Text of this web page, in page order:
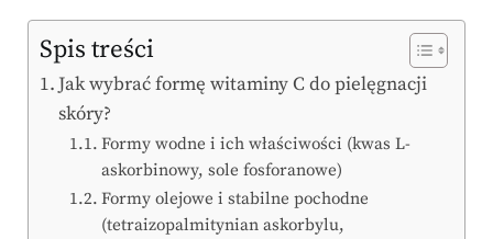
Spis treści
Jak wybrać formę witaminy C do pielęgnacji
skóry?
Formy wodne i ich właściwości (kwas L-
askorbinowy, sole fosforanowe)
Formy olejowe i stabilne pochodne
(tetraizopalmitynian askorbylu,